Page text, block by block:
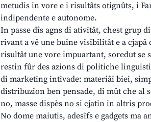
metudis in vore e i risultâts otignûts, i
indipendente e autonome.
In passe dîs agns di ativitât, chest grup
rivant a vê une buine visibilitât e a
risultât une vore impuartant, soredut se
restin fûr des azions di politiche
di marketing intivade: materiâi biei,
distribuzion ben pensade, di mût che al
no, masse dispès no si cjatin in altris
No dome maiutis, adesîfs e gadgets ma